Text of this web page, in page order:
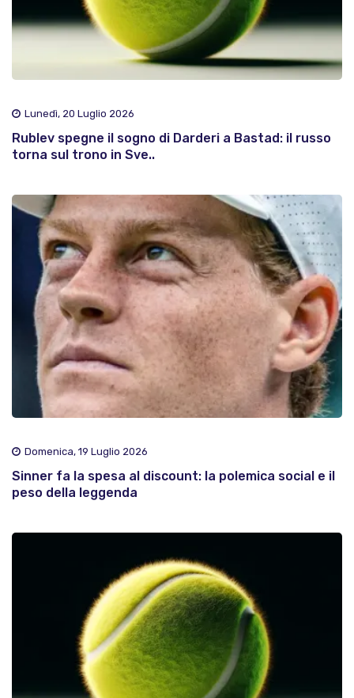
Lunedì, 20 Luglio 2026
Rublev spegne il sogno di Darderi a Bastad: il russo
torna sul trono in Sve..
Domenica, 19 Luglio 2026
Sinner fa la spesa al discount: la polemica social e il
peso della leggenda